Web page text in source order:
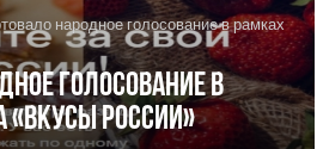
народное голосование в рамках
голосование в
«Вкусы России»